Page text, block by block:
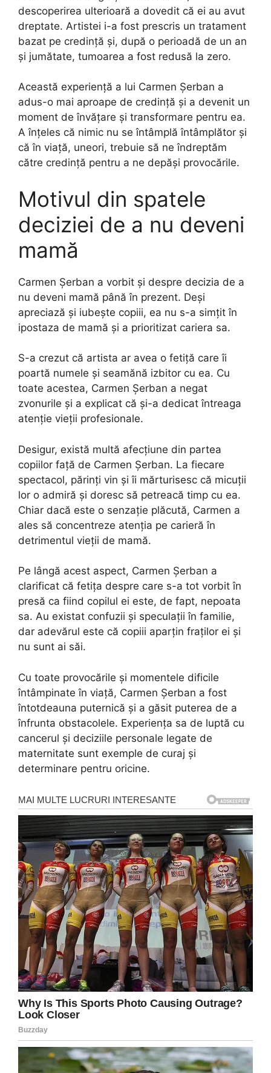
descoperirea ulterioară a dovedit că ei au avut
dreptate. Artistei i-a fost prescris un tratament
bazat pe credință și, după o perioadă de un an
și jumătate, tumoarea a fost redusă la zero.
Această experiență a lui Carmen Șerban a
adus-o mai aproape de credință și a devenit un
moment de învățare și transformare pentru ea.
A înțeles că nimic nu se întâmplă întâmplător și
că în viață, uneori, trebuie să ne îndreptăm
către credință pentru a ne depăși provocările.
Motivul din spatele
deciziei de a nu deveni
mamă
Carmen Șerban a vorbit și despre decizia de a
nu deveni mamă până în prezent. Deși
apreciază și iubește copiii, ea nu s-a simțit în
ipostaza de mamă și a prioritizat cariera sa.
S-a crezut că artista ar avea o fetiță care îi
poartă numele și seamănă izbitor cu ea. Cu
toate acestea, Carmen Șerban a negat
zvonurile și a explicat că și-a dedicat întreaga
atenție vieții profesionale.
Desigur, există multă afecțiune din partea
copiilor față de Carmen Șerban. La fiecare
spectacol, părinți vin și îi mărturisesc că micuții
lor o admiră și doresc să petreacă timp cu ea.
Chiar dacă este o senzație plăcută, Carmen a
ales să concentreze atenția pe carieră în
detrimentul vieții de mamă.
Pe lângă acest aspect, Carmen Șerban a
clarificat că fetița despre care s-a tot vorbit în
presă ca fiind copilul ei este, de fapt, nepoata
sa. Au existat confuzii și speculații în familie,
dar adevărul este că copiii aparțin fraților ei și
nu sunt ai săi.
Cu toate provocările și momentele dificile
întâmpinate în viață, Carmen Șerban a fost
întotdeauna puternică și a găsit puterea de a
înfrunta obstacolele. Experiența sa de luptă cu
cancerul și deciziile personale legate de
maternitate sunt exemple de curaj și
determinare pentru oricine.